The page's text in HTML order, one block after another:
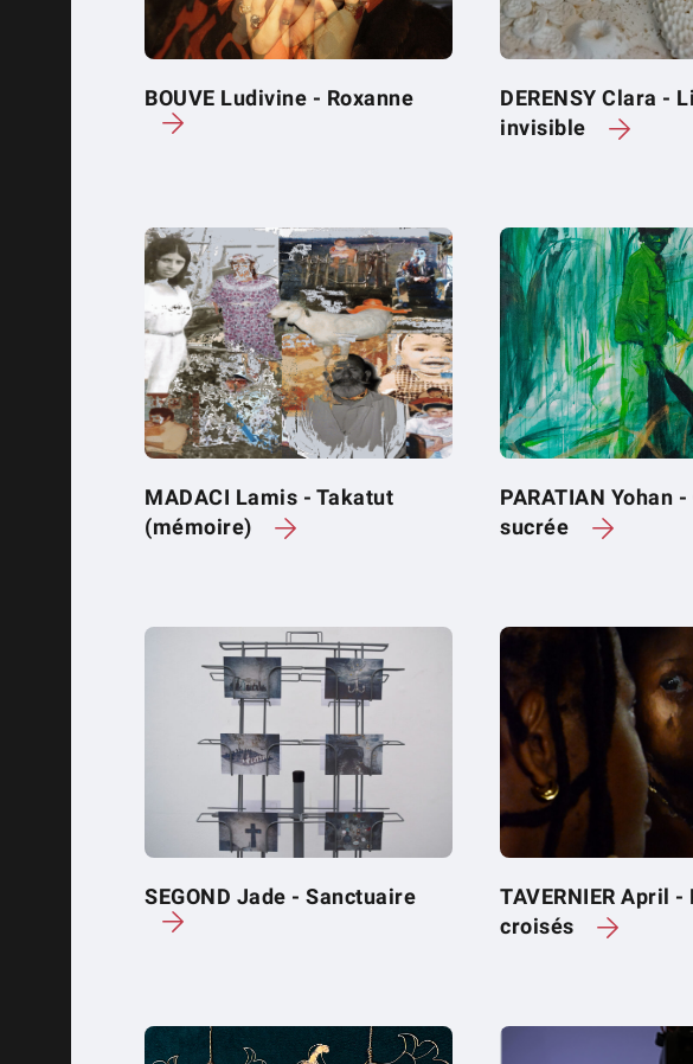
BOUVE Ludivine - Roxanne
DERENSY Clara -
invisible
MADACI Lamis - Takatut
(mémoire)
PARATIAN Yohan
sucrée
SEGOND Jade - Sanctuaire
TAVERNIER April -
croisés